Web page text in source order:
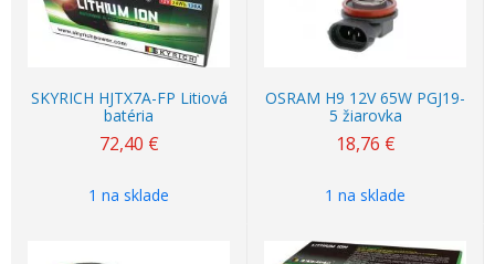
SKYRICH HJTX7A-FP Litiová
batéria
72,40 €
1 na sklade
OSRAM H9 12V 65W PGJ19-
5 žiarovka
18,76 €
1 na sklade